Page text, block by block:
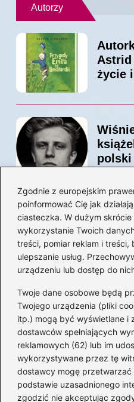
Zgodnie z europejskim
poinformować Cię jak
ciasteczka. W dużym
wykorzystanie Twoich
treści, pomiar reklam i treści,
ulepszanie usług.
urządzeniu lub dostęp do
Twoje dane osobowe będą
Twojego urządzenia (pliki
itp.) mogą być wyświetlane i
dostawców spełniających
reklamowych (62) lub im
wykorzystywane przez tę
dostawcy mogę przetwarzać
podstawie uzasadnionego
zgodzić nie akceptując
Autorzy
Astrid
życie
„Jaś i
świat: